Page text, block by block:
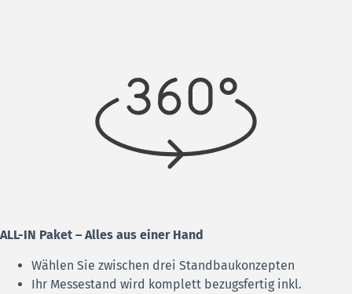
ALL-IN Paket – Alles aus einer Hand
Wählen Sie zwischen drei Standbaukonzepten
Ihr Messestand wird komplett bezugsfertig inkl.